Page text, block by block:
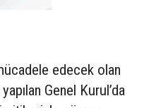
edecek olan
Genel Kurul’da